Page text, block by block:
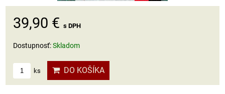
39,90 € s DPH
Dostupnosť:Skladom
ks DO KOŠÍKA